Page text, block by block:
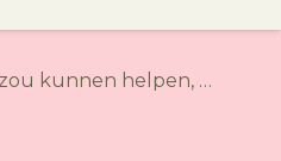
kunnen helpen, …